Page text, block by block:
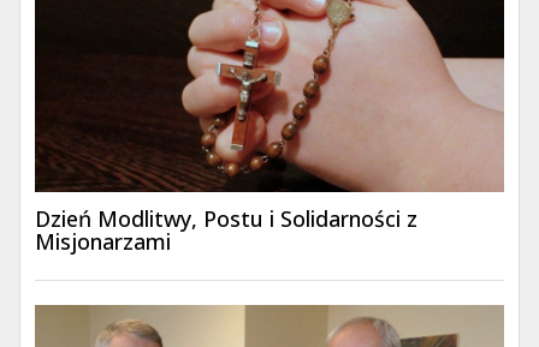
Dzień Modlitwy, Postu i Solidarności z
Misjonarzami